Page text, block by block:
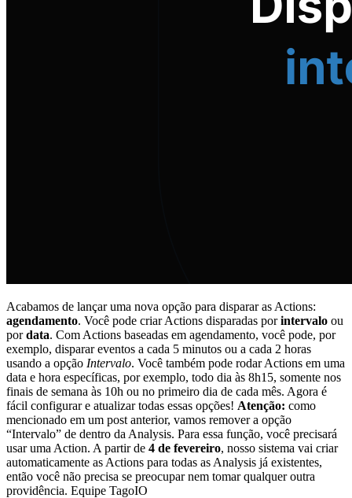
Acabamos de lançar uma nova opção para disparar as Actions:
agendamento. Você pode criar Actions disparadas porintervalo ou
pordata. Com Actions baseadas em agendamento, você pode, por
exemplo, disparar eventos a cada 5 minutos ou a cada 2 horas
usando a opção Intervalo. Você também pode rodar Actions em uma
data e hora específicas, por exemplo, todo dia às 8h15, somente nos
finais de semana às 10h ou no primeiro dia de cada mês. Agora é
fácil configurar e atualizar todas essas opções! Atenção: como
mencionado em um post anterior, vamos remover a opção
“Intervalo” de dentro da Analysis. Para essa função, você precisará
usar uma Action. A partir de 4 de fevereiro, nosso sistema vai criar
automaticamente as Actions para todas as Analysis já existentes,
então você não precisa se preocupar nem tomar qualquer outra
providência. Equipe TagoIO